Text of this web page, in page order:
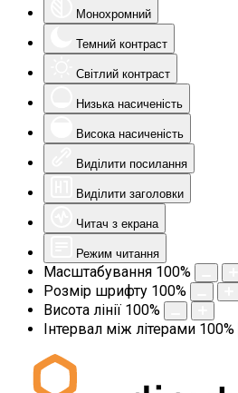
Монохромний
Темний контраст
Світлий контраст
Низька насиченість
Висока насиченість
Виділити посилання
Виділити заголовки
Читач з екрана
Режим читання
Масштабування 100%
Розмір шрифту 100%
Висота лінії 100%
Інтервал між літерами 100%